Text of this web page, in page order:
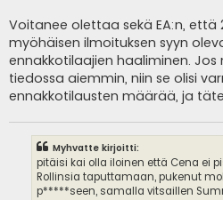
Voitanee olettaa sekä EA:n, että
myöhäisen ilmoituksen syyn
ennakkotilaajien haaliminen.
tiedossa aiemmin, niin se olisi
ennakkotilausten määrää, ja
Myhvatte kirjoitti:
pitäisi kai olla iloinen että Cena ei
Rollinsia taputtamaan, pukenut
p*****seen, samalla vitsaillen